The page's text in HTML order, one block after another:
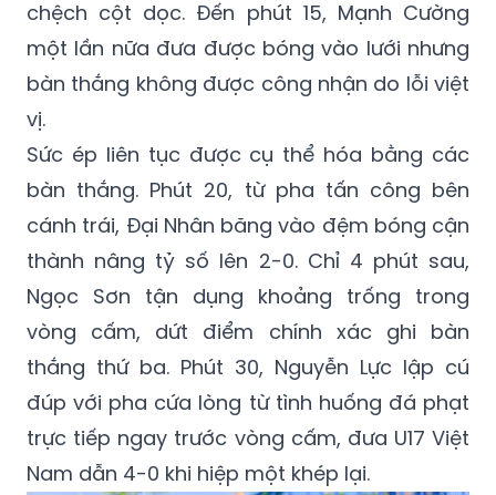
phạt góc của Minh Thủy, trung vệ Mạnh
Cường bật cao đánh đầu nhưng bóng đi
chệch cột dọc. Đến phút 15, Mạnh Cường
một lần nữa đưa được bóng vào lưới nhưng
bàn thắng không được công nhận do lỗi việt
vị.
Sức ép liên tục được cụ thể hóa bằng các
bàn thắng. Phút 20, từ pha tấn công bên
cánh trái, Đại Nhân băng vào đệm bóng cận
thành nâng tỷ số lên 2-0. Chỉ 4 phút sau,
Ngọc Sơn tận dụng khoảng trống trong
vòng cấm, dứt điểm chính xác ghi bàn
thắng thứ ba. Phút 30, Nguyễn Lực lập cú
đúp với pha cứa lòng từ tình huống đá phạt